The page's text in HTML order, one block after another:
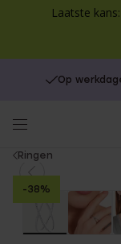
Laatste
Op
You
are
here:
Ringen
-38%